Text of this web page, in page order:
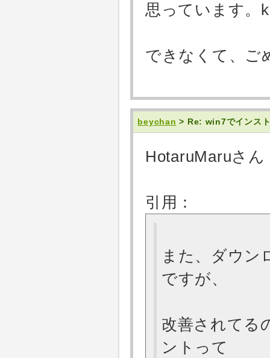
思っています。
できなくて、ご
beychan > Re: win7でインス
HotaruMaruさん
引用：
また、ダウン
ですが、
改善されてる
ントって